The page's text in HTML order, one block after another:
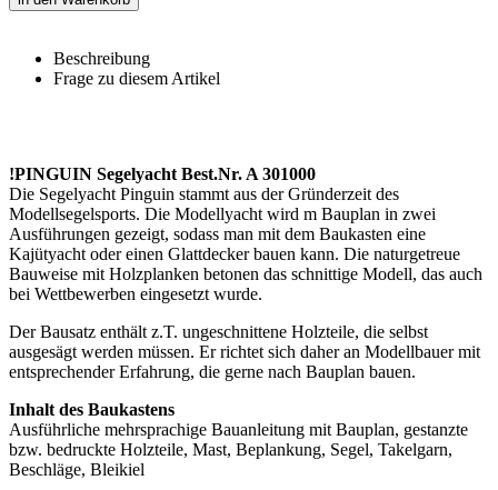
Beschreibung
Frage zu diesem Artikel
!PINGUIN Segelyacht Best.Nr. A 301000
Die Segelyacht Pinguin stammt aus der Gründerzeit des
Modellsegelsports. Die Modellyacht wird m Bauplan in zwei
Ausführungen gezeigt, sodass man mit dem Baukasten eine
Kajütyacht oder einen Glattdecker bauen kann. Die naturgetreue
Bauweise mit Holzplanken betonen das schnittige Modell, das auch
bei Wettbewerben eingesetzt wurde.
Der Bausatz enthält z.T. ungeschnittene Holzteile, die selbst
ausgesägt werden müssen. Er richtet sich daher an Modellbauer mit
entsprechender Erfahrung, die gerne nach Bauplan bauen.
Inhalt des Baukastens
Ausführliche mehrsprachige Bauanleitung mit Bauplan, gestanzte
bzw. bedruckte Holzteile, Mast, Beplankung, Segel, Takelgarn,
Beschläge, Bleikiel